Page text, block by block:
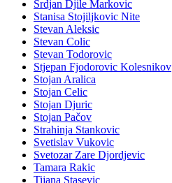
Srdjan Djile Markovic
Stanisa Stojiljkovic Nite
Stevan Aleksic
Stevan Colic
Stevan Todorovic
Stjepan Fjodorovic Kolesnikov
Stojan Aralica
Stojan Celic
Stojan Djuric
Stojan Pačov
Strahinja Stankovic
Svetislav Vukovic
Svetozar Zare Djordjevic
Tamara Rakic
Tijana Stasevic